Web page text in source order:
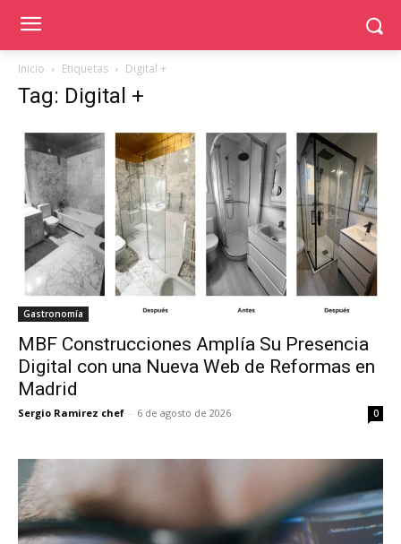
Inicio Etiquetas Digital +
Tag: Digital +
Gastronomía
MBF Construcciones Amplía Su Presencia
Digital con una Nueva Web de Reformas en
Madrid
Sergio Ramirez chef - 6 de agosto de 2026 0